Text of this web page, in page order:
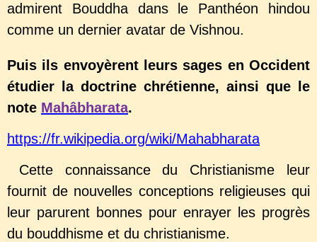
admirent Bouddha dans le Panthéon hindou
comme un dernier avatar de Vishnou.
Puis ils envoyèrent leurs sages en Occident
étudier la doctrine chrétienne, ainsi que le
note Mahâbharata.
https://fr.wikipedia.org/wiki/Mahabharata
Cette connaissance du Christianisme leur
fournit de nouvelles conceptions religieuses qui
leur parurent bonnes pour enrayer les progrès
du bouddhisme et du christianisme.